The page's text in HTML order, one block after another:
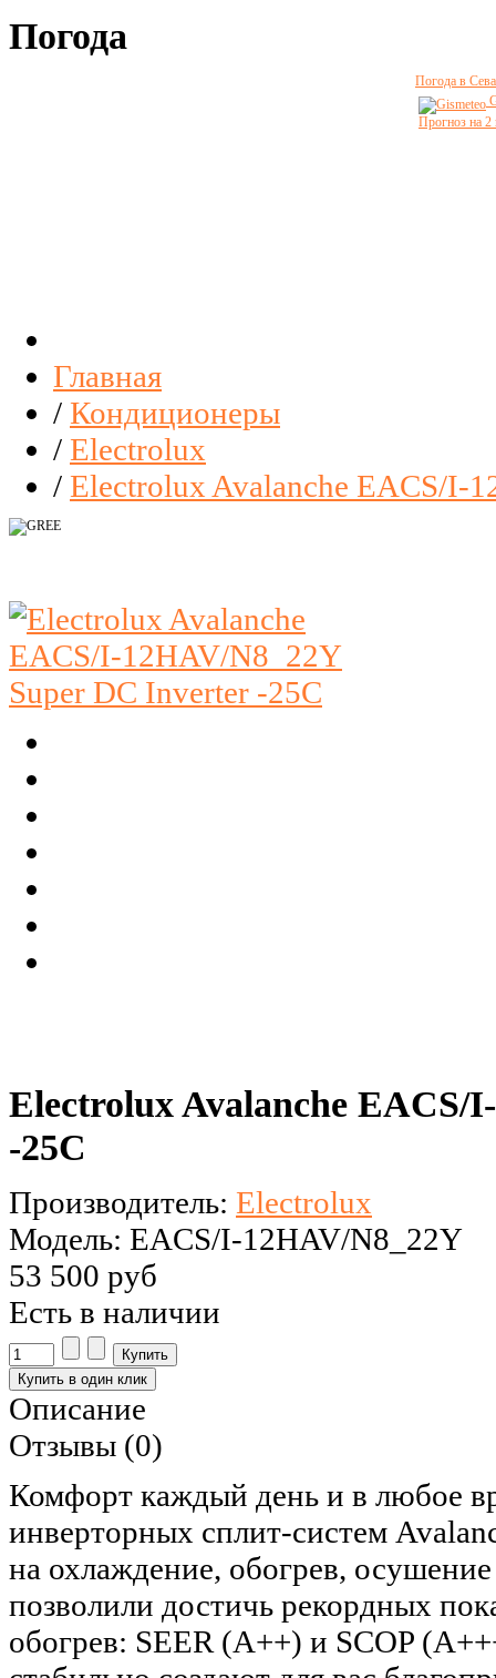
Погода
Погода в
Прогноз на 2
Главная
/ Кондиционеры
/ Electrolux
/ Electrolux Avalanche EACS/I-
Electrolux Avalanche EACS/
-25C
Производитель: Electrolux
Модель: EACS/I-12HAV/N8_22Y
53 500 руб
Есть в наличии
Описание
Отзывы (0)
Комфорт каждый день и в любое
инверторных сплит-систем
на охлаждение, обогрев,
позволили достичь рекордных
обогрев: SEER (A++) и SCOP